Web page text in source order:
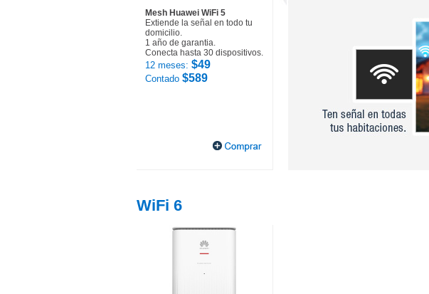
Mesh Huawei WiFi 5
Extiende la señal en todo tu
domicilio.
1 año de garantia.
Conecta hasta 30 dispositivos.
12 meses: $49
Contado $589
WiFi 6